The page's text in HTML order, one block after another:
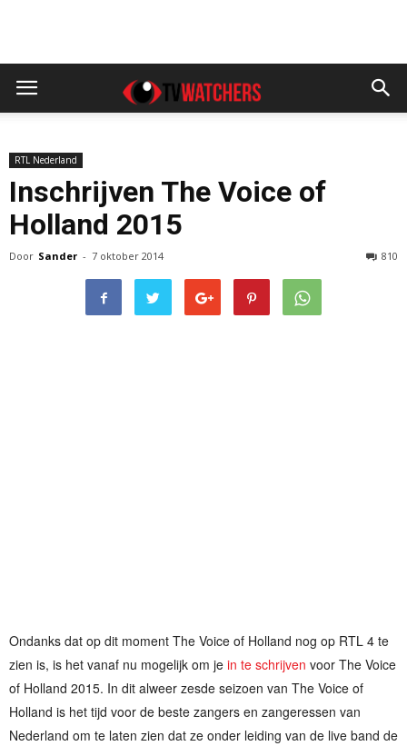
RTL Nederland
Inschrijven The Voice of
Holland 2015
Door Sander - 7 oktober 2014 810
Ondanks dat op dit moment The Voice of Holland nog op RTL 4 te
zien is, is het vanaf nu mogelijk om je in te schrijven voor The Voice
of Holland 2015. In dit alweer zesde seizoen van The Voice of
Holland is het tijd voor de beste zangers en zangeressen van
Nederland om te laten zien dat ze onder leiding van de live band de